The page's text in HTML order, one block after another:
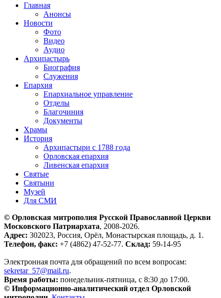
Главная
Анонсы
Новости
Фото
Видео
Аудио
Архипастырь
Биография
Служения
Епархия
Епархиальное управление
Отделы
Благочиния
Документы
Храмы
История
Архипастыри с 1788 года
Орловская епархия
Ливенская епархия
Святые
Святыни
Музей
Для СМИ
© Орловская митрополия Русской Православной Церкви
Московского Патриархата, 2008-2026.
Адрес: 302023, Россия, Орёл, Монастырская площадь, д. 1.
Телефон, факс: +7 (4862) 47-52-77. Склад: 59-14-95
Электронная почта для обращений по всем вопросам:
sekretar_57@mail.ru.
Время работы: понедельник-пятница, с 8:30 до 17:00.
© Информационно-аналитический отдел Орловской